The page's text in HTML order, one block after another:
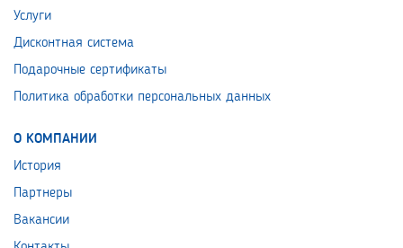
Услуги
Дисконтная система
Подарочные сертификаты
Политика обработки персональных данных
О КОМПАНИИ
История
Партнеры
Вакансии